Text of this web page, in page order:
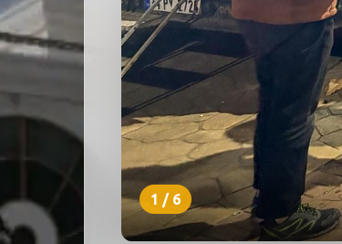
1 / 6